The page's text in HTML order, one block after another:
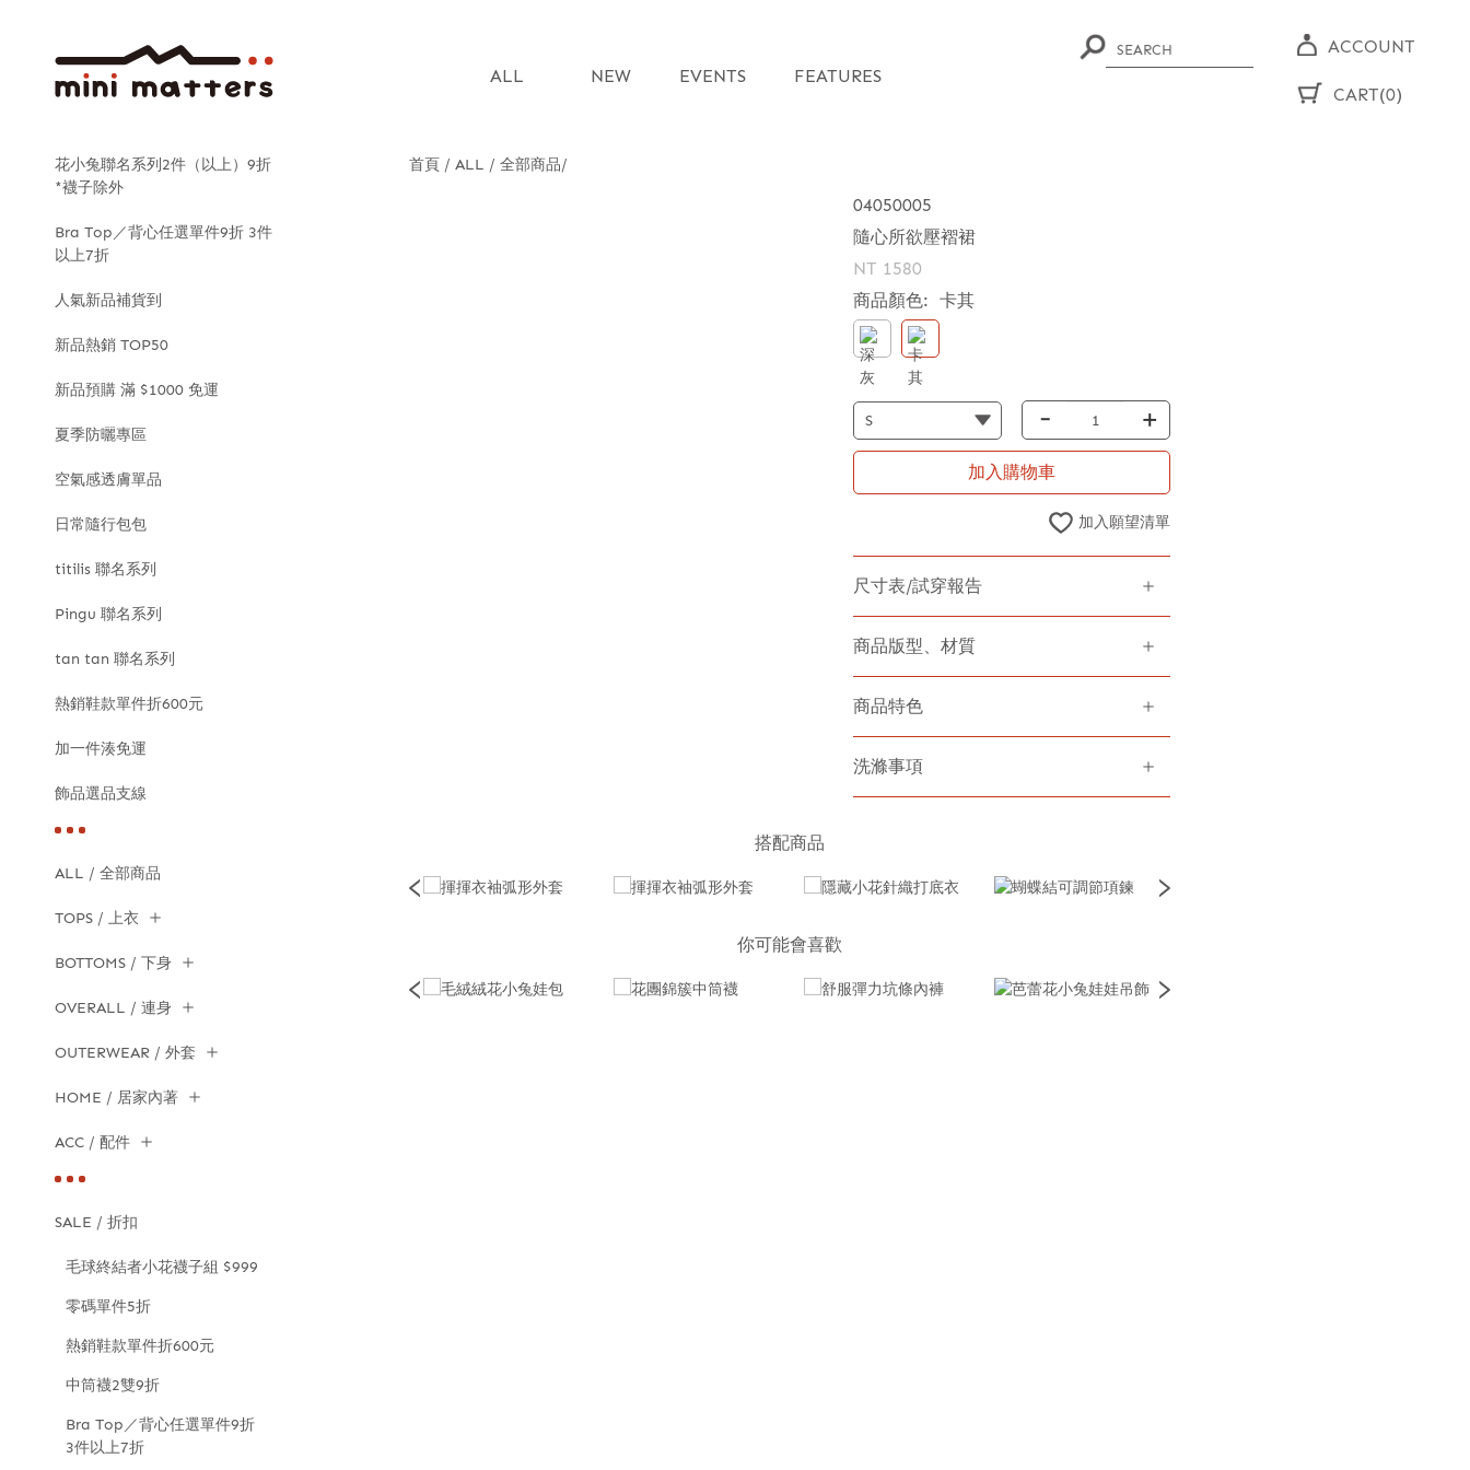
ALL NEW EVENTS FEATURES
ACCOUNT
CART(0)
花小兔聯名系列2件（以上）9折
*襪子除外
Bra Top／背心任選單件9折 3件
以上7折
人氣新品補貨到
新品熱銷 TOP50
新品預購 滿 $1000 免運
夏季防曬專區
空氣感透膚單品
日常隨行包包
titilis 聯名系列
Pingu 聯名系列
tan tan 聯名系列
熱銷鞋款單件折600元
加一件湊免運
飾品選品支線
ALL / 全部商品
TOPS / 上衣
BOTTOMS / 下身
OVERALL / 連身
OUTERWEAR / 外套
HOME / 居家內著
ACC / 配件
SALE / 折扣
毛球終結者小花襪子組 $999
零碼單件5折
熱銷鞋款單件折600元
中筒襪2雙9折
Bra Top／背心任選單件9折
3件以上7折
首頁 ALL / 全部商品
04050005
隨心所欲壓褶裙
NT 1580
商品顏色: 卡其
- +
加入購物車
加入願望清單
尺寸表/試穿報告
商品版型、材質
商品特色
洗滌事項
搭配商品
你可能會喜歡